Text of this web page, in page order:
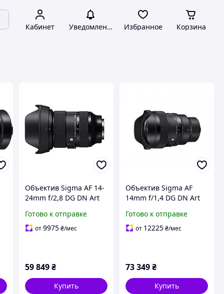
Кабинет Уведомления Избранное Корзина
Объектив Sigma AF 14-
24mm f/2,8 DG DN Art
Готово к отправке
от9975 ₴/мес
59 849 ₴
Купить
Объектив Sigma AF
14mm f/1,4 DG DN Art
Готово к отправке
от 12225₴/мес
73 349₴
Купить